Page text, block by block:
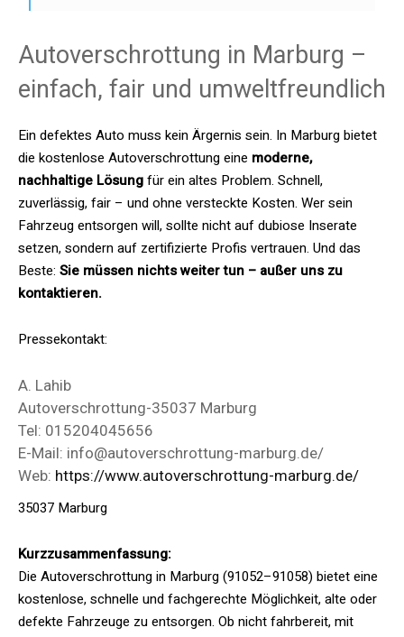
Autoverschrottung in Marburg –
einfach, fair und umweltfreundlich
Ein defektes Auto muss kein Ärgernis sein. In Marburg bietet
die kostenlose Autoverschrottung eine moderne,
nachhaltige Lösungfür ein altes Problem. Schnell,
zuverlässig, fair – und ohne versteckte Kosten. Wer sein
Fahrzeug entsorgen will, sollte nicht auf dubiose Inserate
setzen, sondern auf zertifizierte Profis vertrauen. Und das
Beste: Sie müssen nichts weiter tun – außer uns zu
kontaktieren.
Pressekontakt:
A. Lahib
Autoverschrottung-35037 Marburg
Tel: 015204045656
E-Mail: info@autoverschrottung-marburg.de/
Web: https://www.autoverschrottung-marburg.de/
35037 Marburg
Kurzzusammenfassung:
Die Autoverschrottung in Marburg (91052–91058) bietet eine
kostenlose, schnelle und fachgerechte Möglichkeit, alte oder
defekte Fahrzeuge zu entsorgen. Ob nicht fahrbereit, mit